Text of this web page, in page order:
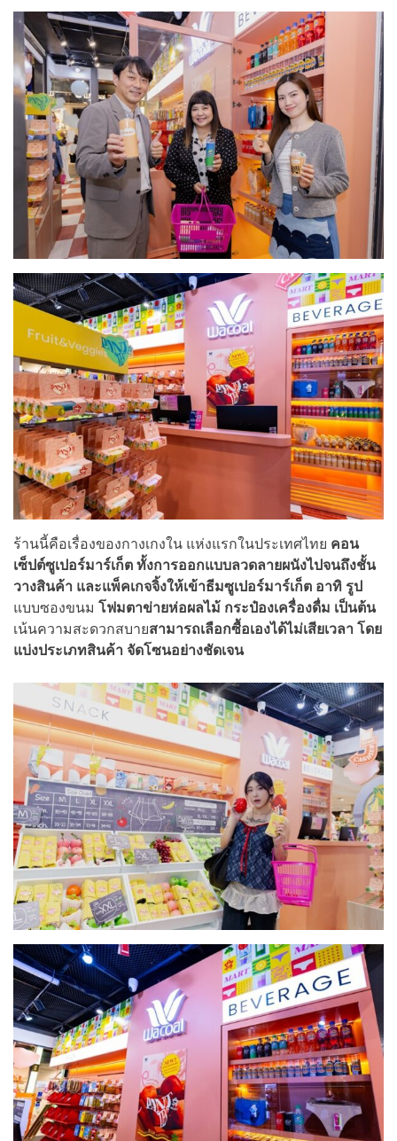
ร้านนี้คือเรื่องของกางเกงใน แห่งแรกในประเทศไทย คอน
เซ็ปต์ซูเปอร์มาร์เก็ต ทั้งการออกแบบลวดลายผนังไปจนถึงชั้น
วางสินค้า และแพ็คเกจจิ้งให้เข้าธีมซูเปอร์มาร์เก็ต อาทิ รูป
แบบซองขนม โฟมตาข่ายห่อผลไม้ กระป๋องเครื่องดื่ม เป็นต้น
เน้นความสะดวกสบายสามารถเลือกซื้อเองได้ไม่เสียเวลา โดย
แบ่งประเภทสินค้า จัดโซนอย่างชัดเจน